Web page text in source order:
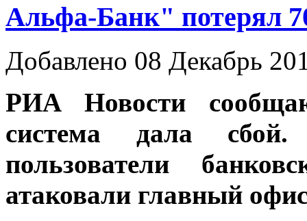
Альфа-Банк" потерял
Добавлено 08 Декабрь
РИА Новости
система дала
пользователи
атаковали главный